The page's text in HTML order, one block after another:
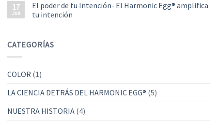
17
Jun
El poder de tu Intención- El Harmonic Egg® amplifica
tu intención
CATEGORÍAS
COLOR (1)
LA CIENCIA DETRÁS DEL HARMONIC EGG® (5)
NUESTRA HISTORIA (4)